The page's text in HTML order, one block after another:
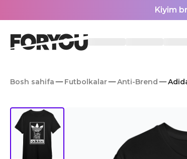
Kiyim
Bosh sahifa Futbolkalar Anti-Brend